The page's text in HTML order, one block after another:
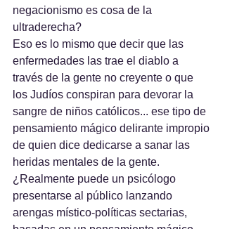
negacionismo es cosa de la
ultraderecha?
Eso es lo mismo que decir que las
enfermedades las trae el diablo a
través de la gente no creyente o que
los Judíos conspiran para devorar la
sangre de niños católicos... ese tipo de
pensamiento mágico delirante impropio
de quien dice dedicarse a sanar las
heridas mentales de la gente.
¿Realmente puede un psicólogo
presentarse al público lanzando
arengas místico-políticas sectarias,